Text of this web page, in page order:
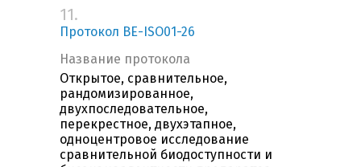
11.
Протокол BE-ISO01-26
Название протокола
Открытое, сравнительное,
рандомизированное,
двухпоследовательное,
перекрестное, двухэтапное,
одноцентровое исследование
сравнительной биодоступности и